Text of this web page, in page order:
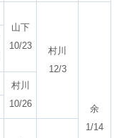
山下
10/23
村川
12/3
余
1/14
村川
10/26